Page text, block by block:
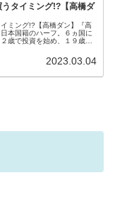
タイミング!?【高橋ダ
ミング!?【高橋ダン】『高
本国籍のハーフ。６ヵ国に
歳で投資を始め、１９歳で
2023.03.04